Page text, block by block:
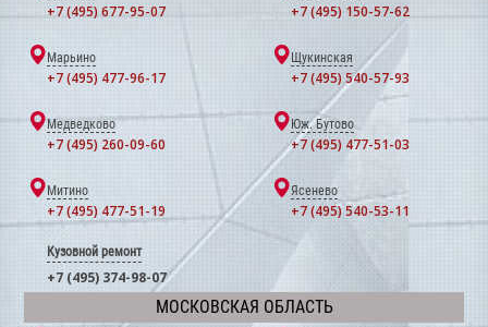
+7 (495) 677-95-07 +7 (495) 150-57-62
Марьино
+7 (495) 477-96-17
Щукинская
+7 (495) 540-57-93
Медведково
+7 (495) 260-09-60
Юж. Бутово
+7 (495) 477-51-03
Митино
+7 (495) 477-51-19
Ясенево
+7 (495) 540-53-11
Кузовной ремонт
+7 (495) 374-98-07
МОСКОВСКАЯ ОБЛАСТЬ